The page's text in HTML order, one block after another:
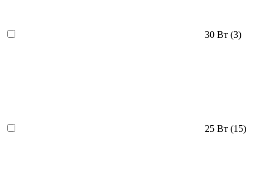
30 Вт (3)
25 Вт (15)